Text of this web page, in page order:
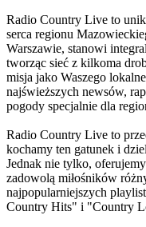
Radio Country Live to
serca regionu
Warszawie, stanowi
tworząc sieć z kilkoma
misja jako Waszego
najświeższych newsów,
pogody specjalnie dla
Radio Country Live to
kochamy ten gatunek i
Jednak nie tylko,
zadowolą miłośników
najpopularniejszych
Country Hits" i "Country